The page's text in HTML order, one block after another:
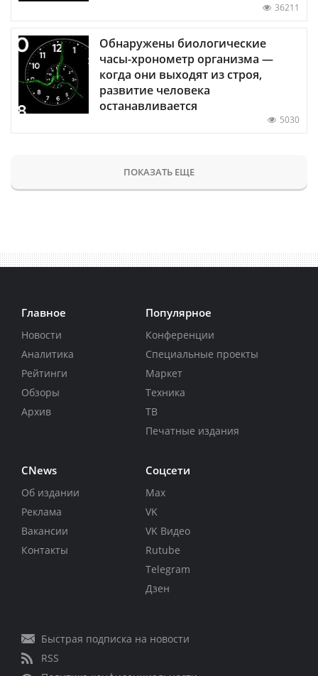
36211
Обнаружены биологические
часы-хронометр организма —
когда они выходят из строя,
развитие человека
останавливается
5030
ПОКАЗАТЬ ЕЩЕ
Главное
Новости
Аналитика
Рейтинги
Обзоры
Архив
Популярное
Конференции
Специальные проекты
Маркет
Техника
ТВ
Печатные издания
CNews
Об издании
Реклама
Вакансии
Контакты
Соцсети
Max
VK
VK Видео
Rutube
Telegram
Дзен
Быстрая подписка на новости
RSS